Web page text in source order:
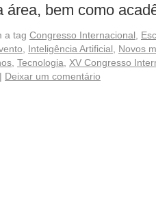
área, bem como
a tag Congresso Internacional
Inteligência Artificial
Novos
Tecnologia
XV Congresso
| Deixar um comentário